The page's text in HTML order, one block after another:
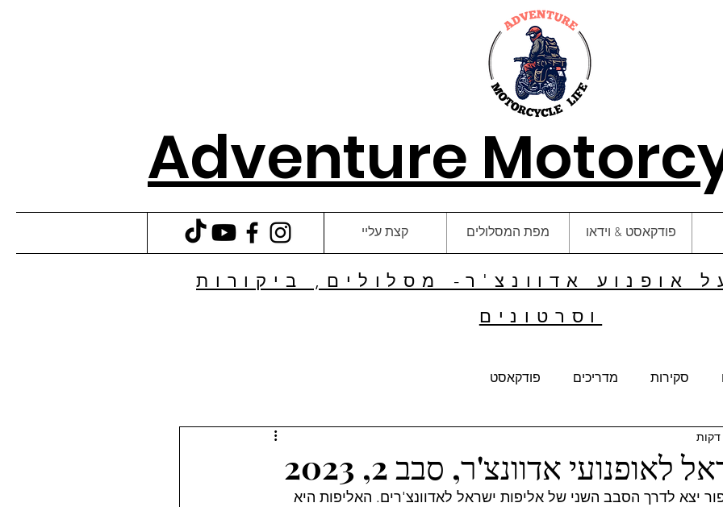
Adventure
קצת עליי מפת המסלולים פודקאסט & וידאו
אופנוע אדוונצ'ר- מסלולים, ביקורות
וסרטונים
סקירות מדריכים פודקאסט
אדוונצ'ר, סבב 2, 2023
יצא לדרך הסבב השני של אליפות ישראל לאדוונצ'רים. האליפות היא